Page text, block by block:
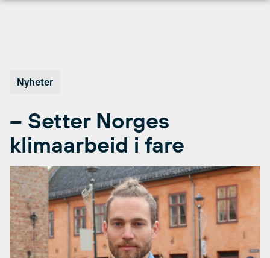
Nyheter
– Setter Norges
klimaarbeid i fare